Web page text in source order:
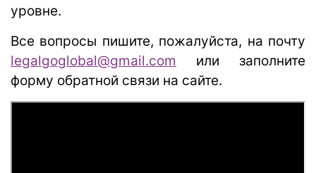
уровне.
Все вопросы пишите, пожалуйста, на почту
legalgoglobal@gmail.com или заполните
форму обратной связи на сайте.